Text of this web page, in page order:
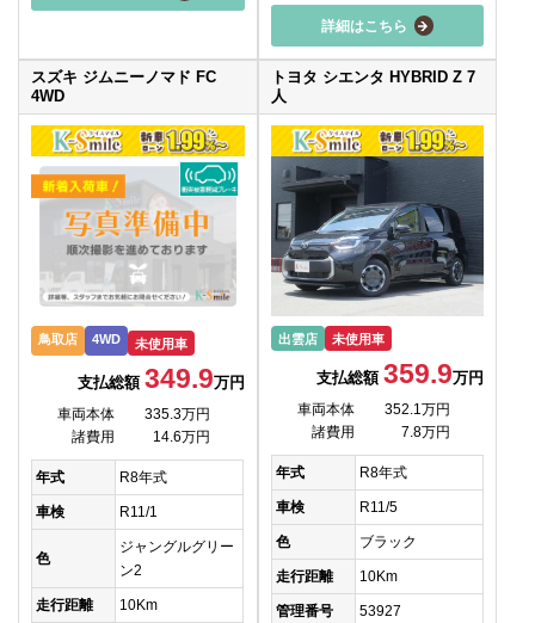
詳細はこちら
スズキ ジムニーノマド FC
4WD
鳥取店 4WD 未使用車
支払総額 349.9万円
車両本体
335.3万円
諸費用
14.6万円
年式 R8年式
車検 R11/1
色
ジャングルグリー
ン2
走行距離 10Km
トヨタ シエンタ HYBRID Z 7
人
出雲店 未使用車
支払総額359.9万円
車両本体
352.1万円
諸費用
7.8万円
年式 R8年式
車検 R11/5
色 ブラック
走行距離 10Km
管理番号 53927